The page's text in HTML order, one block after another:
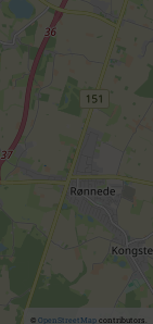
© OpenStreetMapcontributors.